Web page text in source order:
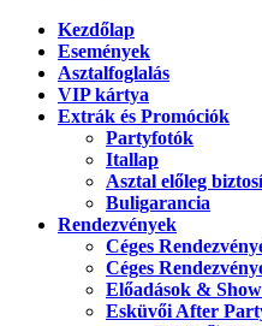
Kezdőlap
Események
Asztalfoglalás
VIP kártya
Extrák és Promóciók
Partyfotók
Itallap
Asztal előleg
Buligarancia
Rendezvények
Céges
Céges
Előadások &
Esküvői After